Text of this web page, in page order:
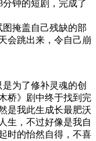
钟的短剧，完成了
掩盖自己残缺的部
会跳出来，令自己崩
为了修补灵魂的创
桥》剧中终于找到完
是我此生成长最肥沃
生，不过好像是我自
时的怡然自得，不喜